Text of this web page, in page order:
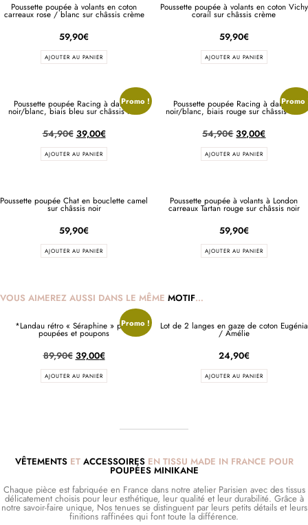
Poussette poupée à volants en coton
carreaux rose / blanc sur châssis crème
59,90€
AJOUTER AU PANIER
Poussette poupée à volants en coton Vichy
corail sur châssis crème
59,90€
AJOUTER AU PANIER
Promo !
Poussette poupée Racing à damier
noir/blanc, biais bleu sur châssis noir
54,90€ 39,00€
AJOUTER AU PANIER
Promo
Poussette poupée Racing à damier
noir/blanc, biais rouge sur châssis noir
54,90€ 39,00€
AJOUTER AU PANIER
Poussette poupée Chat en bouclette camel
sur châssis noir
59,90€
AJOUTER AU PANIER
Poussette poupée à volants à London
carreaux Tartan rouge sur châssis noir
59,90€
AJOUTER AU PANIER
VOUS AIMEREZ AUSSI DANS LE MÊME MOTIF…
Promo !
*Landau rétro « Séraphine » pour
poupées et poupons
89,90€ 39,00€
AJOUTER AU PANIER
Lot de 2 langes en gaze de coton Eugénia
/ Amélie
24,90€
AJOUTER AU PANIER
VÊTEMENTSET ACCESSOIRESEN TISSU MADE IN FRANCE POUR
POUPÉES MINIKANE
Chaque pièce est fabriquée en France dans notre atelier Parisien avec des tissus
délicatement choisis pour leur esthétique, leur qualité et leur durabilité. Grâce à
notre savoir-faire unique, Nos tenues se distinguent par leurs petits détails et leurs
finitions raffinées qui font toute la différence.